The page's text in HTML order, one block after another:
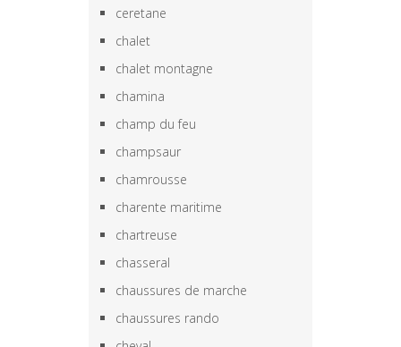
ceretane
chalet
chalet montagne
chamina
champ du feu
champsaur
chamrousse
charente maritime
chartreuse
chasseral
chaussures de marche
chaussures rando